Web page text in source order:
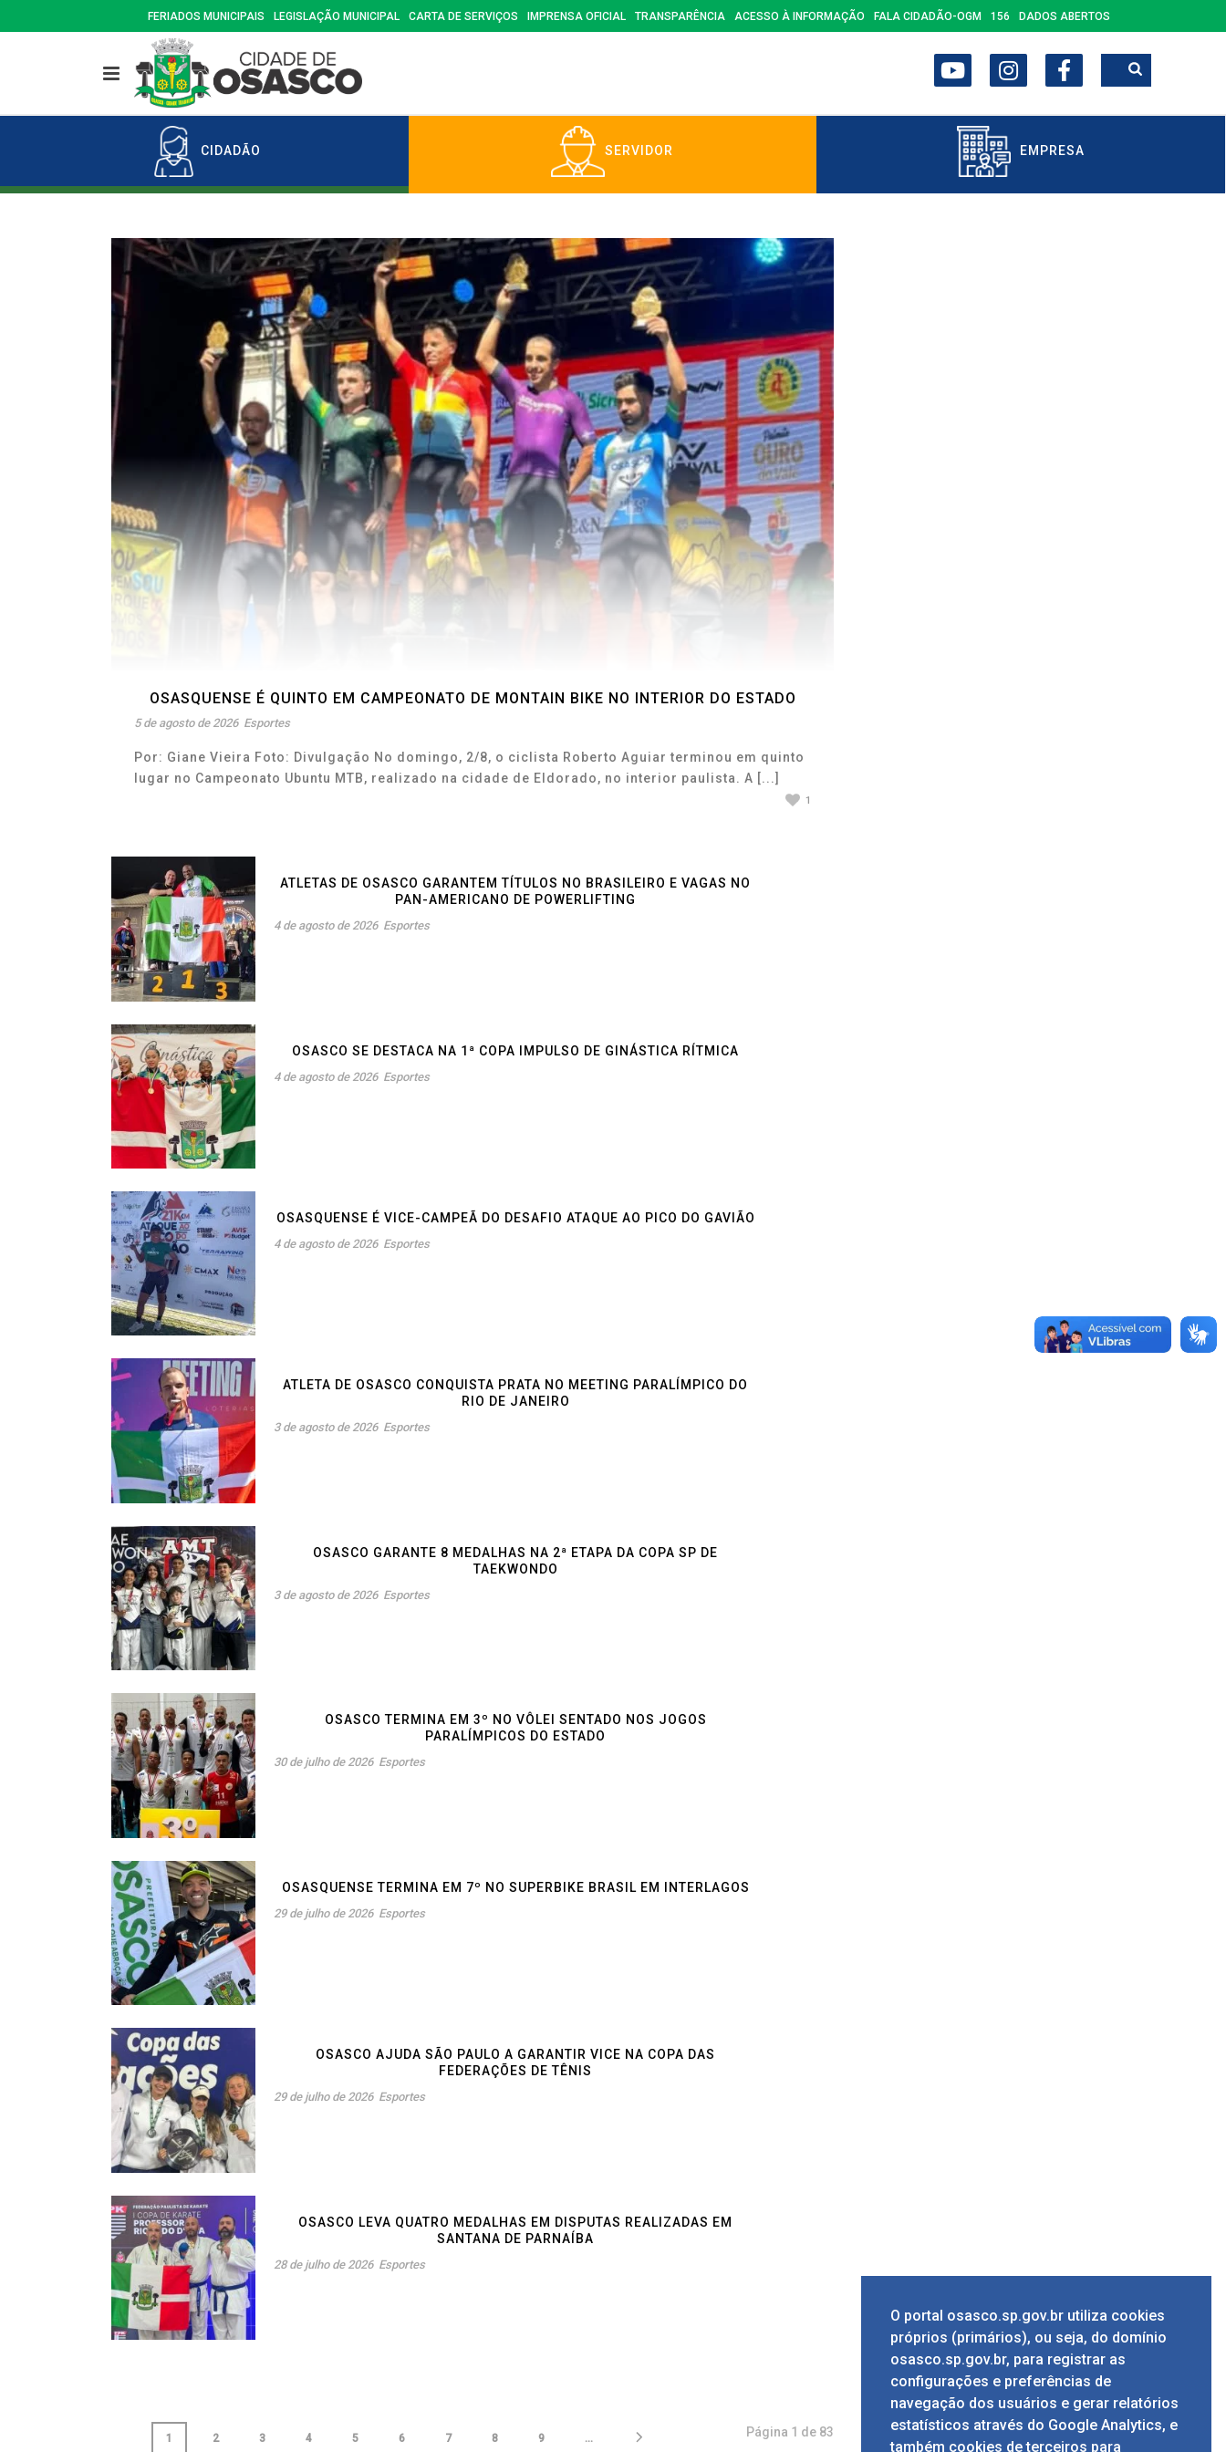
FERIADOS MUNICIPAIS LEGISLAÇÃO MUNICIPAL CARTA DE SERVIÇOS IMPRENSA OFICIAL TRANSPARÊNCIA ACESSO À INFORMAÇÃO FALA CIDADÃO-OGM 156 DADOS ABERTOS
CIDADÃO SERVIDOR EMPRESA
OSASQUENSE É QUINTO EM CAMPEONATO DE MONTAIN BIKE NO INTERIOR DO ESTADO
5 de agosto de 2026 Esportes
Por: Giane Vieira Foto: Divulgação No domingo, 2/8, o ciclista Roberto Aguiar terminou em quinto
lugar no Campeonato Ubuntu MTB, realizado na cidade de Eldorado, no interior paulista. A [...]
1
ATLETAS DE OSASCO GARANTEM TÍTULOS NO BRASILEIRO E VAGAS NO
PAN-AMERICANO DE POWERLIFTING
4 de agosto de 2026 Esportes
OSASCO SE DESTACA NA 1ª COPA IMPULSO DE GINÁSTICA RÍTMICA
4 de agosto de 2026 Esportes
OSASQUENSE É VICE-CAMPEÃ DO DESAFIO ATAQUE AO PICO DO GAVIÃO
4 de agosto de 2026 Esportes
ATLETA DE OSASCO CONQUISTA PRATA NO MEETING PARALÍMPICO DO
RIO DE JANEIRO
3 de agosto de 2026 Esportes
OSASCO GARANTE 8 MEDALHAS NA 2ª ETAPA DA COPA SP DE
TAEKWONDO
3 de agosto de 2026 Esportes
OSASCO TERMINA EM 3º NO VÔLEI SENTADO NOS JOGOS
PARALÍMPICOS DO ESTADO
30 de julho de 2026 Esportes
OSASQUENSE TERMINA EM 7º NO SUPERBIKE BRASIL EM INTERLAGOS
29 de julho de 2026 Esportes
OSASCO AJUDA SÃO PAULO A GARANTIR VICE NA COPA DAS
FEDERAÇÕES DE TÊNIS
29 de julho de 2026 Esportes
OSASCO LEVA QUATRO MEDALHAS EM DISPUTAS REALIZADAS EM
SANTANA DE PARNAÍBA
28 de julho de 2026 Esportes
1 2 3 4 5 6 7 8 9 ... Página 1 de 83
O portal osasco.sp.gov.br utiliza cookies
próprios (primários), ou seja, do domínio
osasco.sp.gov.br, para registrar as
configurações e preferências de
navegação dos usuários e gerar relatórios
estatísticos através do Google Analytics, e
também cookies de terceiros para